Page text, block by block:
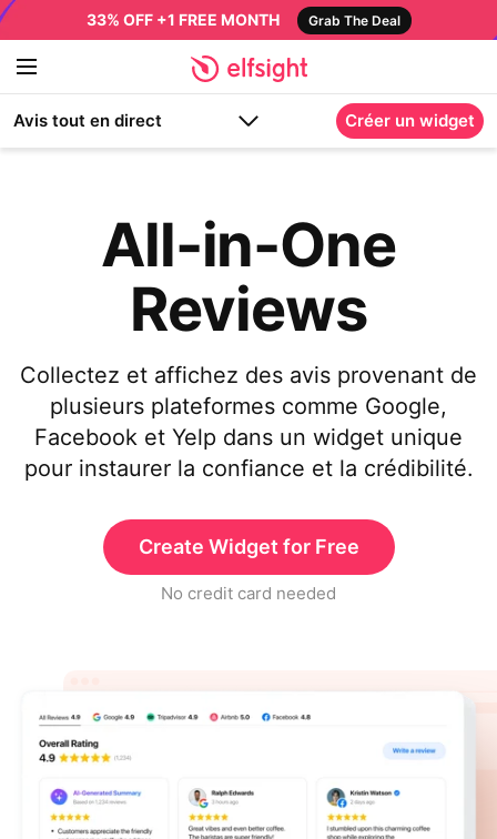
33% OFF +1 FREE MONTH Grab The Deal
Avis tout en direct Créer un widget
All-in-One
Reviews
Collectez et affichez des avis provenant de
plusieurs plateformes comme Google,
Facebook et Yelp dans un widget unique
pour instaurer la confiance et la crédibilité.
Create Widget for Free
No credit card needed